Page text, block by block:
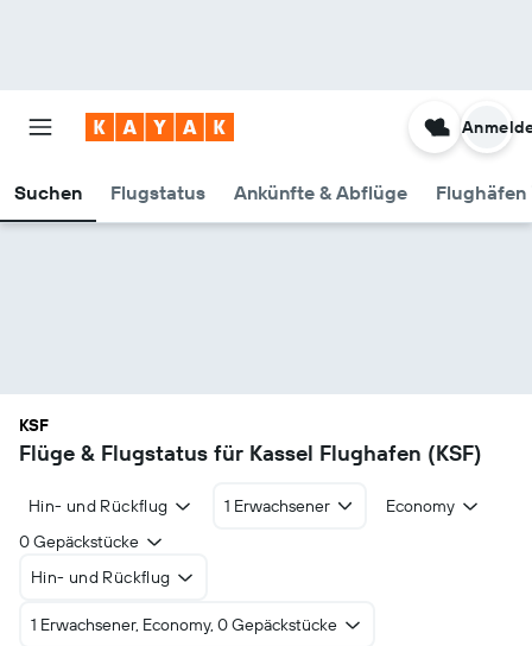
Suchen Flugstatus Ankünfte & Abflüge Flughäfen
KSF
Flüge & Flugstatus für Kassel Flughafen (KSF)
Hin- und Rückflug 1 Erwachsener
Economy
0 Gepäckstücke
Hin- und Rückflug
1 Erwachsener, Economy, 0 Gepäckstücke